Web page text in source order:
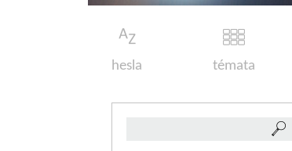
hesla témata